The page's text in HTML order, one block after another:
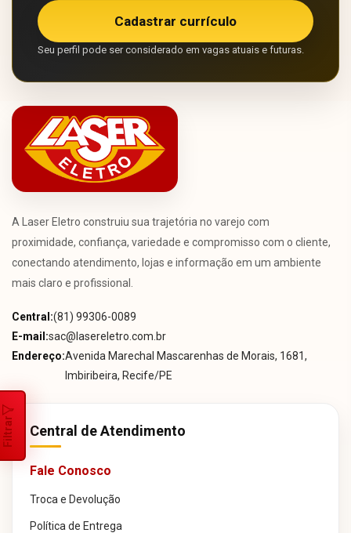
Filtrar
Cadastrar currículo
Seu perfil pode ser considerado em vagas atuais e futuras.
A Laser Eletro construiu sua trajetória no varejo com
proximidade, confiança, variedade e compromisso com o cliente,
conectando atendimento, lojas e informação em um ambiente
mais claro e profissional.
Central:(81) 99306-0089
E-mail:sac@lasereletro.com.br
Endereço:Avenida Marechal Mascarenhas de Morais, 1681,
Imbiribeira, Recife/PE
Central de Atendimento
Fale Conosco
Troca e Devolução
Política de Entrega